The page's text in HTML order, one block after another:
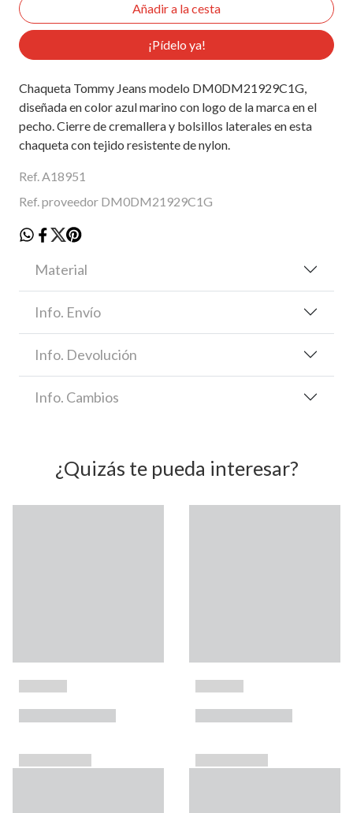
¡Pídelo ya!
Chaqueta Tommy Jeans modelo DM0DM21929C1G,
diseñada en color azul marino con logo de la marca en el
pecho. Cierre de cremallera y bolsillos laterales en esta
chaqueta con tejido resistente de nylon.
Ref. A18951
Ref. proveedor DM0DM21929C1G
Material
Info. Envío
Info. Devolución
Info. Cambios
¿Quizás te pueda interesar?